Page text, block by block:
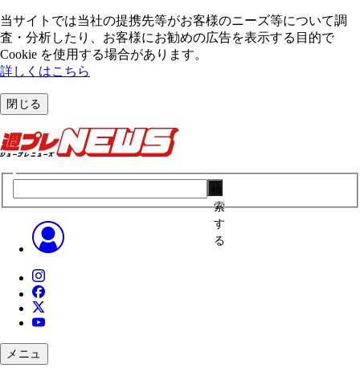
当サイトでは当社の提携先等がお客様のニーズ等について調
査・分析したり、お客様にお勧めの広告を表⽰する⽬的で
Cookie を使⽤する場合があります。
詳しくはこちら
閉じる
索
す
る
メニュ